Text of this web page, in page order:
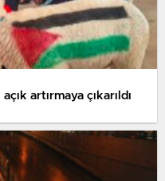
artırmaya çıkarıldı